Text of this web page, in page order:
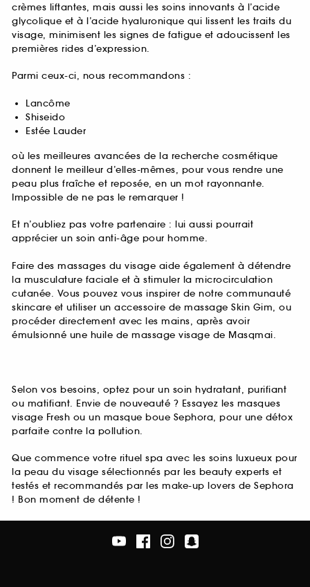
crèmes liftantes, mais aussi les soins innovants à l’acide
glycolique et à l’acide hyaluronique qui lissent les traits du
visage, minimisent les signes de fatigue et adoucissent les
premières rides d’expression.
Parmi ceux-ci, nous recommandons :
Lancôme
Shiseido
Estée Lauder
où les meilleures avancées de la recherche cosmétique
donnent le meilleur d’elles-mêmes, pour vous rendre une
peau plus fraîche et reposée, en un mot rayonnante.
Impossible de ne pas le remarquer !
Et n’oubliez pas votre partenaire : lui aussi pourrait
apprécier un soin anti-âge pour homme.
Faire des massages du visage aide également à détendre
la musculature faciale et à stimuler la microcirculation
cutanée. Vous pouvez vous inspirer de notre communauté
skincare et utiliser un accessoire de massage Skin Gim, ou
procéder directement avec les mains, après avoir
émulsionné une huile de massage visage de Masqmai.
Selon vos besoins, optez pour un soin hydratant, purifiant
ou matifiant. Envie de nouveauté ? Essayez les masques
visage Fresh ou un masque boue Sephora, pour une détox
parfaite contre la pollution.
Que commence votre rituel spa avec les soins luxueux pour
la peau du visage sélectionnés par les beauty experts et
testés et recommandés par les make-up lovers de Sephora
! Bon moment de détente !